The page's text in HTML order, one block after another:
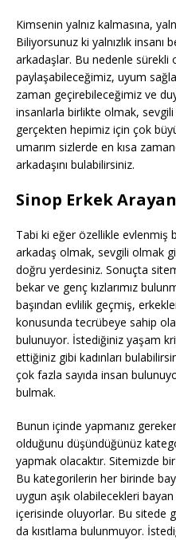
Kimsenin yalnız kalmasına,
Biliyorsunuz ki yalnızlık
arkadaşlar. Bu nedenle sürekli
paylaşabileceğimiz, uyum
zaman geçirebileceğimiz ve
insanlarla birlikte olmak,
gerçekten hepimiz için çok
umarım sizlerde en kısa
arkadaşını bulabilirsiniz.
Sinop Erkek
Tabi ki eğer özellikle evlenmiş
arkadaş olmak, sevgili olmak
doğru yerdesiniz. Sonuçta
bekar ve genç kızlarımız
başından evlilik geçmiş,
konusunda tecrübeye sahip
bulunuyor. İstediğiniz yaşam
ettiğiniz gibi kadınları
çok fazla sayıda insan
bulmak.
Bunun içinde yapmanız
olduğunu düşündüğünüz
yapmak olacaktır. Sitemizde
Bu kategorilerin her birinde
uygun aşık olabilecekleri
içerisinde oluyorlar. Bu sitede
da kısıtlama bulunmuyor.